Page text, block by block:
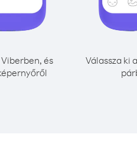
és
Válassza ki